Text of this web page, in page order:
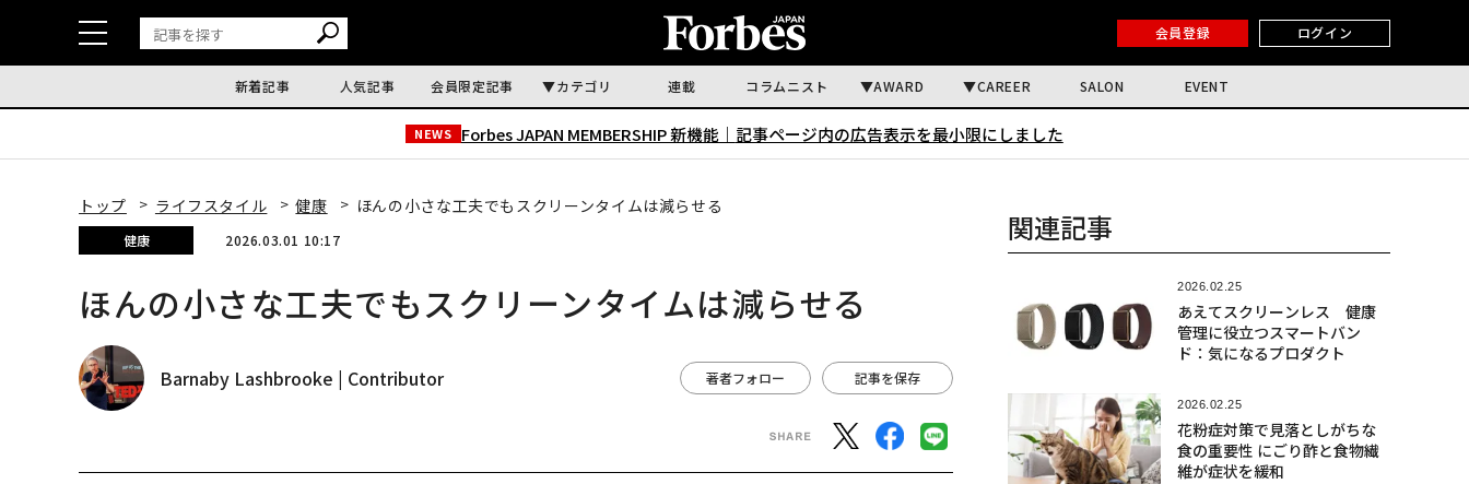
会員登録 ログイン
新着記事 人気記事 会員限定記事 カテゴリ 連載 コラムニスト AWARD CAREER SALON EVENT
NEWS Forbes JAPAN MEMBERSHIP 新機能｜ 記事ページ内の広告表示を最小限にしました
トップ ライフスタイル 健康 ほんの小さな工夫でもスクリーンタイムは減らせる
健康 2026.03.01 10:17
ほんの小さな工夫でもスクリーンタイムは減らせる
Barnaby Lashbrooke | Contributor 著者フォロー 記事を保存
関連記事
2026.02.25
あえてスクリーンレス 健康
管理に役立つスマートバン
ド：気になるプロダクト
2026.02.25
花粉症対策で見落としがちな
食の重要性 にごり酢と食物繊
維が症状を緩和